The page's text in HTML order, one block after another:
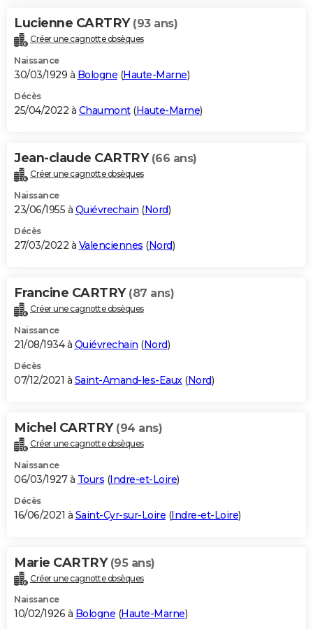
Lucienne CARTRY (93 ans)
Créer une cagnotte obsèques
Naissance
30/03/1929 à Bologne (Haute-Marne)
Décès
25/04/2022 à Chaumont(Haute-Marne)
Jean-claude CARTRY (66 ans)
Créer une cagnotte obsèques
Naissance
23/06/1955 à Quiévrechain (Nord)
Décès
27/03/2022 à Valenciennes (Nord)
Francine CARTRY (87 ans)
Créer une cagnotte obsèques
Naissance
21/08/1934 à Quiévrechain (Nord)
Décès
07/12/2021 à Saint-Amand-les-Eaux(Nord)
Michel CARTRY (94 ans)
Créer une cagnotte obsèques
Naissance
06/03/1927 à Tours (Indre-et-Loire)
Décès
16/06/2021 à Saint-Cyr-sur-Loire (Indre-et-Loire)
Marie CARTRY (95 ans)
Créer une cagnotte obsèques
Naissance
10/02/1926 à Bologne (Haute-Marne)